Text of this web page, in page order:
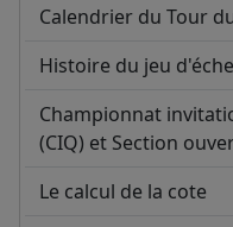
Calendrier du Tour
Histoire du jeu
Championnat
(CIQ) et Section
Le calcul de la cote